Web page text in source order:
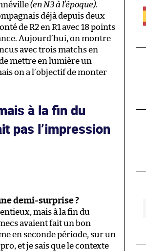
(en N3 à l’époque).
déjà depuis deux
de R2 en R1 avec 18 points
Aujourd’hui, on montre
avec trois matchs en
mettre en lumière un
on a l’objectif de monter
à la fin du
pas l’impression
demi-surprise ?
mais à la fin du
avaient fait un bon
en seconde période, sur un
et je sais que le contexte